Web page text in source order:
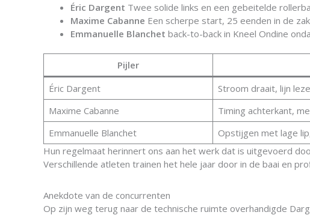
Éric Dargent Twee solide links en een gebeitelde
Maxime Cabanne Een scherpe start, 25 eenden in de
Emmanuelle Blanchet back-to-back in Kneel Ondine
Pijler
Éric Dargent
Stroom draait, lijn
Maxime Cabanne
Timing achterkant,
Emmanuelle Blanchet
Opstijgen met lage
Hun regelmaat herinnert ons aan het werk dat is uitgevoerd
Verschillende atleten trainen het hele jaar door in de baai en
Anekdote van de concurrenten
Op zijn weg terug naar de technische ruimte overhandigde